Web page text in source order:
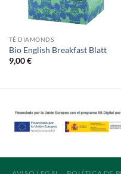
TÉ DIAMONDS
Bio English Breakfast Blatt
9,00€